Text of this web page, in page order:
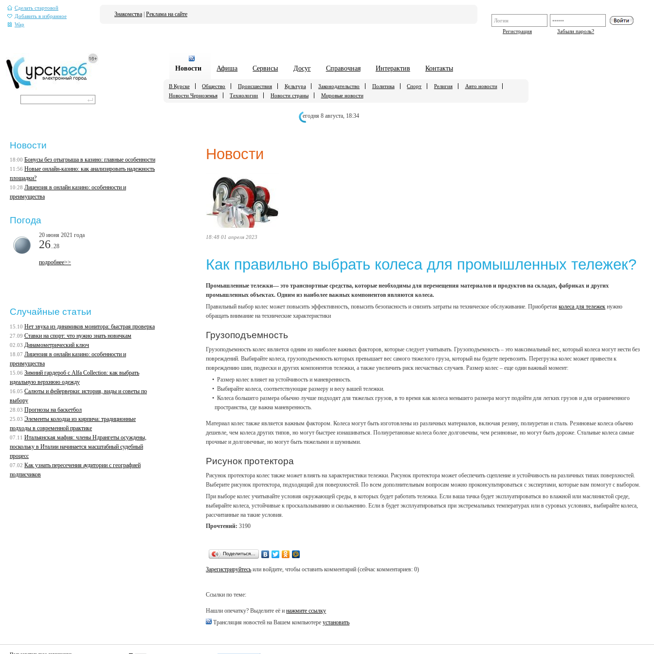
Сделать стартовой
Добавить в избранное
Wap
Регистрация
Забыли пароль?
Знакомства Реклама на сайте
Новости Афиша Сервисы Досуг Справочная Интерактив Контакты
В Курске Общество Происшествия Культура Законодательство Политика Спорт Религия
Авто новости
Новости Черноземья
Технологии Новости страны Мировые новости
егодня 8 августа, 18:34
Новости
18:48 01 апреля 2023
Как правильно выбрать колеса для промышленных тележек?
Промышленные тележки— это транспортные средства, которые необходимы для перемещения материалов и продуктов на складах, фабриках и других
промышленных объектах. Одним из наиболее важных компонентов являются колеса.
Правильный выбор колес может повысить эффективность, повысить безопасность и снизить затраты на техническое обслуживание. Приобретаяколеса для тележек нужно
обращать внимание на технические характеристики
Грузоподъемность
Грузоподъемность колес является одним из наиболее важных факторов, которые следует учитывать. Грузоподъемность – это максимальный вес, который колеса могут нести без
повреждений. Выбирайте колеса, грузоподъемность которых превышает вес самого тяжелого груза, который вы будете перевозить. Перегрузка колес может привести к
повреждению шин, подвески и других компонентов тележки, а также увеличить риск несчастных случаев. Размер колес – еще один важный момент:
Размер колес влияет на устойчивость и маневренность.
Выбирайте колеса, соответствующие размеру и весу вашей тележки.
Колеса большего размера обычно лучше подходят для тяжелых грузов, в то время как колеса меньшего размера могут подойти для легких грузов и для ограниченного
пространства, где важна маневренность.
Материал колес также является важным фактором. Колеса могут быть изготовлены из различных материалов, включая резину, полиуретан и сталь. Резиновые колеса обычно
дешевле, чем колеса других типов, но могут быстрее изнашиваться. Полиуретановые колеса более долговечны, чем резиновые, но могут быть дороже. Стальные колеса самые
прочные и долговечные, но могут быть тяжелыми и шумными.
Рисунок протектора
Рисунок протектора колес также может влиять на характеристики тележки. Рисунок протектора может обеспечить сцепление и устойчивость на различных типах поверхностей.
Выберите рисунок протектора, подходящий для поверхностей. По всем дополнительным вопросам можно проконсультироваться с экспертами, которые вам помогут с выбором.
При выборе колес учитывайте условия окружающей среды, в которых будет работать тележка. Если ваша тачка будет эксплуатироваться во влажной или маслянистой среде,
выбирайте колеса, устойчивые к проскальзыванию и скольжению. Если в будет эксплуатироваться при экстремальных температурах или в суровых условиях, выбирайте колеса,
рассчитанные на такие условия.
Прочтений: 3190
Поделиться…
Зарегистрируйтесь или войдите, чтобы оставить комментарий (сейчас комментариев: 0)
Ссылки по теме:
Нашли опечатку? Выделите её инажмите ссылку
Трансляция новостей на Вашем компьютереустановить
Новости
18:00 Бонусы без отыгрыша в казино: главные особенности
11:56 Новые онлайн-казино: как анализировать надежность
площадки?
10:28 Лицензия в онлайн казино: особенности и
преимущества
Погода
20 июня 2021 года
26 ..28
подробнее>>
Случайные статьи
15.10 Нет звука из динамиков монитора: быстрая проверка
27.09 Ставки на спорт: что нужно знать новичкам
02.03 Динамометрический ключ
18.07 Лицензия в онлайн казино: особенности и
преимущества
15.06 Зимний гардероб с Alfa Collection: как выбрать
идеальную верхнюю одежду
16.05 Салюты и фейерверки: история, виды и советы по
выбору
28.03 Прогнозы на баскетбол
25.03 Элементы колодца из кирпича: традиционные
подходы в современной практике
07.11 Итальянская мафия: члены Ндрангеты осуждены,
поскольку в Италии начинается масштабный судебный
процесс
07.02 Как узнать пересечения аудитории с географией
подписчиков